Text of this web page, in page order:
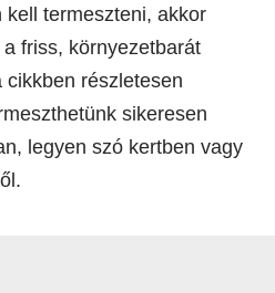
kell termeszteni, akkor
friss, környezetbarát
cikkben részletesen
sikeresen
legyen szó kertben vagy